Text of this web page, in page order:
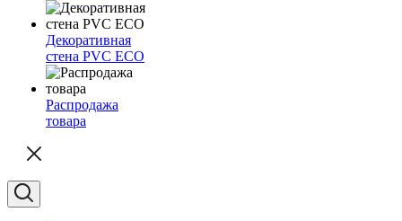
Декоративная
стена PVC ECO
Распродажа
товара